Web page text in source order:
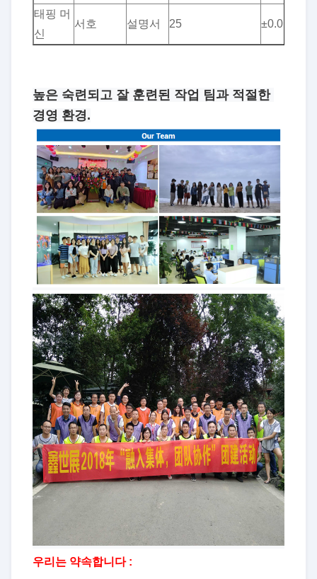
태핑 머
신
서호 설명서 25 ±0.01
높은 숙련되고 잘 훈련된 작업 팀과 적절한
경영 환경.
우리는 약속합니다 :